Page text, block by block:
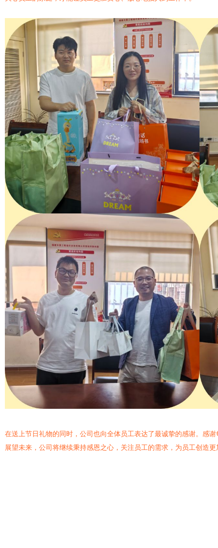
在送上节日礼物的同时，公司也向全体员工表达了最诚挚的感谢。感
展望未来，公司将继续秉持感恩之心，关注员工的需求，为员工创造